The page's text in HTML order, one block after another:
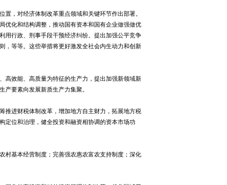
，对经济体制改革重点领域和关键环节作出部署。
优化和结构调整，推动国有资本和国有企业做强做优
用行政、刑事手段干预经济纠纷。提出加强公平竞争
，等等。这些举措将更好激发全社会内生动力和创新
效能、高质量为特征的生产力，提出加强新领域新
要素向发展新质生产力集聚。
进财税体制改革，增加地方自主财力，拓展地方税
定位和治理，健全投资和融资相协调的资本市场功
基本经营制度；完善强农惠农富农支持制度；深化